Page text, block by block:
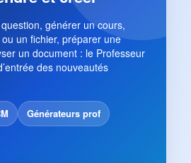
générer un cours,
un fichier, préparer une
un document : le Professeur
des nouveautés
Générateurs prof